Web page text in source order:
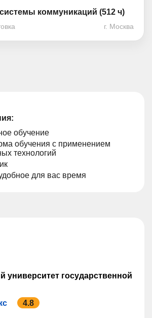
коммуникаций (512 ч)
г. Москва
обучение
обучения с применением
технологий
для вас время
университет государственной
4.8